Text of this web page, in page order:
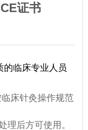
书
的临床专业人员
床针灸操作规范
理后方可使用。